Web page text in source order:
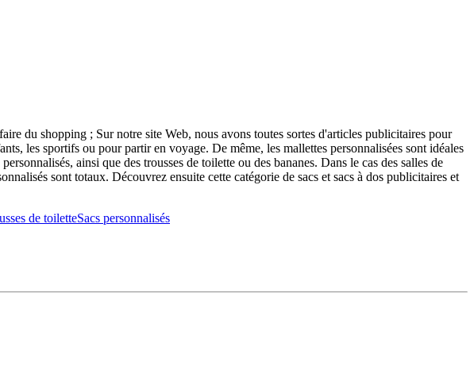
du shopping ; Sur notre site Web, nous avons toutes sortes d'articles publicitaires pour
les sportifs ou pour partir en voyage. De même, les mallettes personnalisées sont idéales
ainsi que des trousses de toilette ou des bananes. Dans le cas des salles de
sont totaux. Découvrez ensuite cette catégorie de sacs et sacs à dos publicitaires et
de toiletteSacs personnalisés